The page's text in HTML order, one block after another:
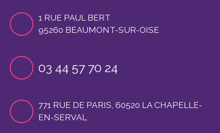
1 RUE PAUL BERT
95260 BEAUMONT-SUR-OISE
03 44 57 70 24
771 RUE DE PARIS, 60520 LA CHAPELLE-
EN-SERVAL